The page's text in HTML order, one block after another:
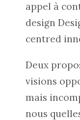
appel à
design
centred
Deux
visions
mais
nous